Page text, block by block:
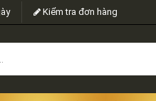
Kiểm tra đơn hàng